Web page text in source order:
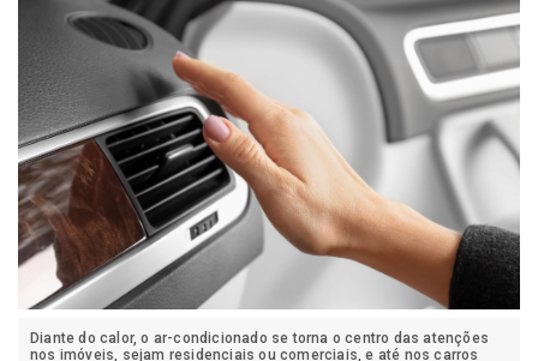
Diante do calor, o ar-condicionado se torna o centro das atenções
nos imóveis, sejam residenciais ou comerciais, e até nos carros